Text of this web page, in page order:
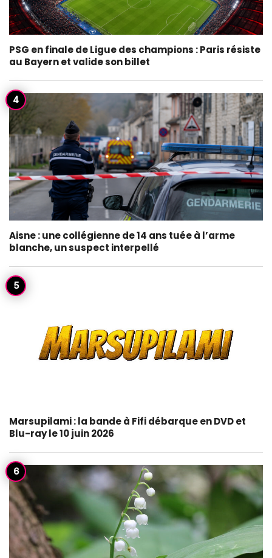
PSG en finale de Ligue des champions : Paris résiste
au Bayern et valide son billet
Aisne : une collégienne de 14 ans tuée à l’arme
blanche, un suspect interpellé
Marsupilami : la bande à Fifi débarque en DVD et
Blu-ray le 10 juin 2026